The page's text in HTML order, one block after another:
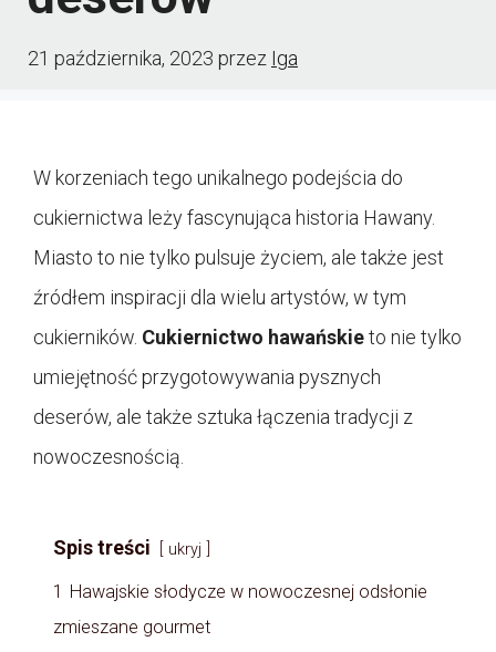
21 października, 2023 przez Iga
W korzeniach tego unikalnego podejścia do
cukiernictwa leży fascynująca historia Hawany.
Miasto to nie tylko pulsuje życiem, ale także jest
źródłem inspiracji dla wielu artystów, w tym
cukierników. Cukiernictwo hawańskieto nie tylko
umiejętność przygotowywania pysznych
deserów, ale także sztuka łączenia tradycji z
nowoczesnością.
Spis treści ukryj
1 Hawajskie słodycze w nowoczesnej odsłonie
zmieszane gourmet